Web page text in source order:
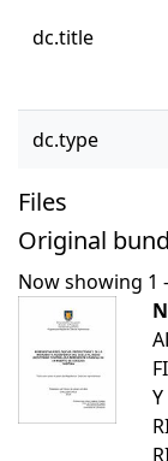
dc.title
dc.type
Files
Original
Now showing 1